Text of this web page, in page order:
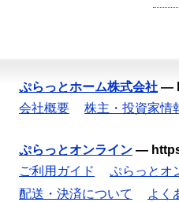
ぷらっとホーム株式会社 —
会社概要
株主・投資家情
ぷらっとオンライン —
ご利用ガイド
ぷらっとオ
配送・決済について
よく